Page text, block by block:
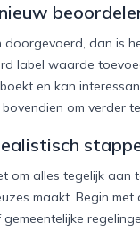
doorgevoerd, dan is
label waarde
en kan
om verder
om alles tegelijk aan
maakt. Begin